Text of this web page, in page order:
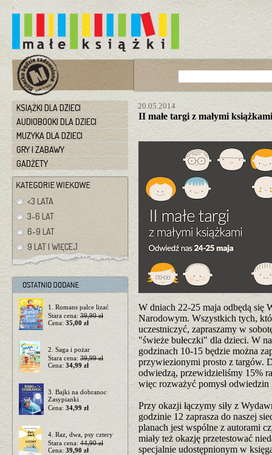
KSIĄŻKI DLA DZIECI
AUDIOBOOKI DLA DZIECI
MUZYKA DLA DZIECI
GRY I ZABAWY
GADŻETY
<3 LATA
3-6 LAT
6-9 LAT
9 LAT I WIĘCEJ
1. Romans palce lizać
Stara cena: 39,90 zł
Cena: 35,00 zł
2. Saga i pożar
Stara cena: 39,99 zł
Cena: 34,99 zł
3. Bajki na dobranoc
Zasypianki
Cena: 34,99 zł
4. Raz, dwa, psy cztery
Stara cena: 44,90 zł
Cena: 39,90 zł
20.05.2014
II małe targi z małymi książkami
W dniach 22-25 maja odbędą się
Narodowym. Wszystkich tych,
uczestniczyć, zapraszamy w
"świeże bułeczki" dla dzieci. W
godzinach 10-15 będzie można za
przywiezionymi prosto z targów.
odwiedzą, przewidzieliśmy 15%
więc rozważyć pomysł
Przy okazji łączymy siły z
godzinie 12 zaprasza do naszej
planach jest wspólne z autorami
miały też okazję przetestować
specjalnie udostępnionym w